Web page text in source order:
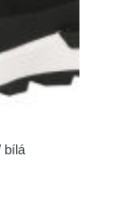
bílá